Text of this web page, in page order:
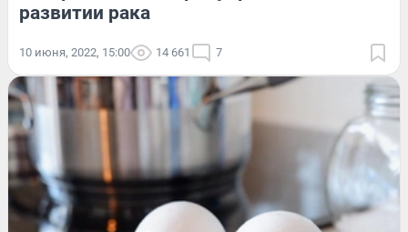
развитии рака
10 июня, 2022, 15:00 14 661 7